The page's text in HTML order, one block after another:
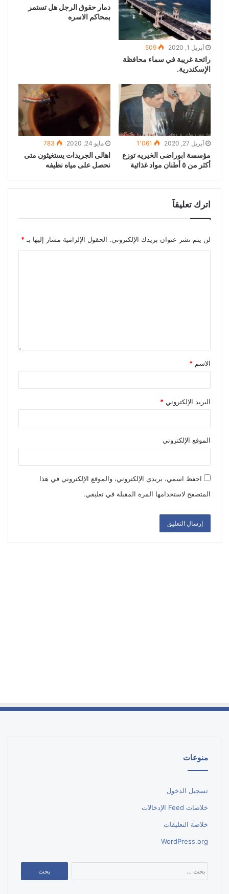
أبريل 1, 2020 509
رائحة غريبة في سماء محافظة
الإسكندرية.
دمار حقوق الرجل هل تستمر
بمحاكم الاسره
أبريل 27, 2020 1٬061
مؤسسة ابوراضى الخيريه توزع
أكثر من ٥ أطنان مواد غذائية
مايو 24, 2020 783
اهالى الجريدات يستغيثون متى
نحصل على مياه نظيفه
اترك تعليقاً
لن يتم نشر عنوان بريدك الإلكتروني. الحقول الإلزامية مشار إليها بـ *
الاسم *
البريد الإلكتروني *
الموقع الإلكتروني
احفظ اسمي، بريدي الإلكتروني، والموقع الإلكتروني في هذا
المتصفح لاستخدامها المرة المقبلة في تعليقي.
منوعات
تسجيل الدخول
خلاصات Feed الإدخالات
خلاصة التعليقات
WordPress.org
عن: